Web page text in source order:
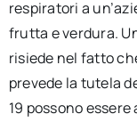
respiratori a
frutta e verdura.
risiede nel fatto
prevede la tutela
19 possono